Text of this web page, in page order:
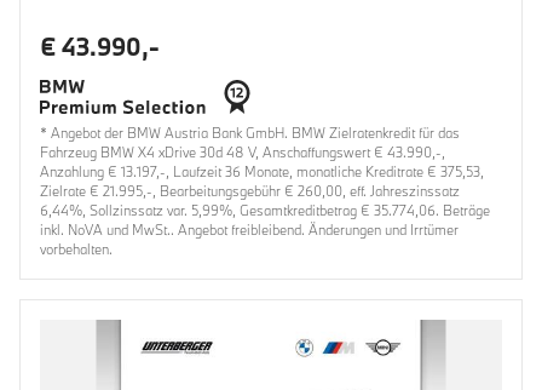
€ 43.990,-
* Angebot der BMW Austria Bank GmbH. BMW Zielratenkredit für das
Fahrzeug BMW X4 xDrive 30d 48 V, Anschaffungswert € 43.990,-,
Anzahlung € 13.197,-, Laufzeit 36 Monate, monatliche Kreditrate € 375,53,
Zielrate € 21.995,-, Bearbeitungsgebühr € 260,00, eff. Jahreszinssatz
6,44%, Sollzinssatz var. 5,99%, Gesamtkreditbetrag € 35.774,06. Beträge
inkl. NoVA und MwSt.. Angebot freibleibend. Änderungen und Irrtümer
vorbehalten.